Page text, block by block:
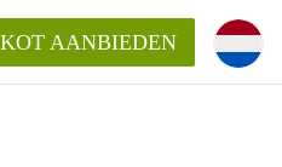
AANBIEDEN